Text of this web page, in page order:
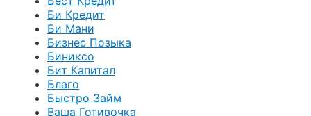
Би Кредит
Би Мани
Бизнес Позыка
Биниксо
Бит Капитал
Благо
Быстро Займ
Ваша Готивочка